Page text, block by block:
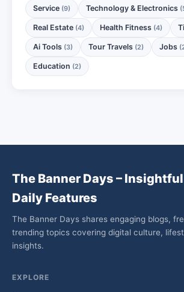
Service (9) Technology & Electronics
Real Estate (4) Health Fitness (4)
Ai Tools (3) Tour Travels (2) Jobs
Education (2)
The Banner Days –
Daily Features
The Banner Days shares engaging blogs,
trending topics covering digital culture,
insights.
EXPLORE